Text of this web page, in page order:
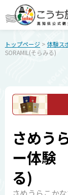
トップページ > 体験ス
SORAMIL(そらみる)
さめう
ー体験
る)